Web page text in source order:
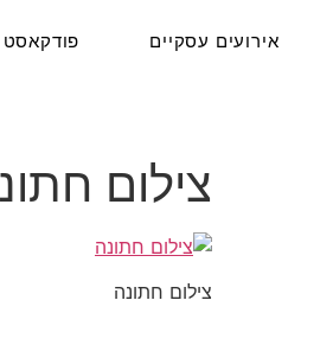
אירועים עסקיים
צילום
צילום חתונה